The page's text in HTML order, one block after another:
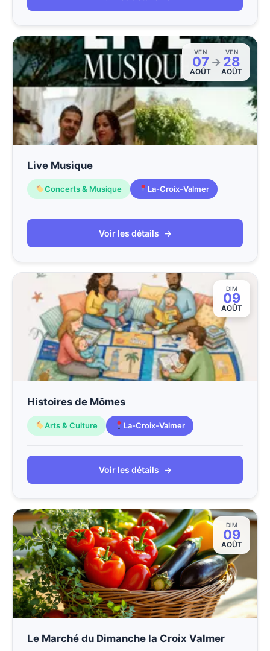
VEN
07
AOÛT
→
VEN
28
AOÛT
Live Musique
Concerts & Musique La-Croix-Valmer
Voir les détails →
DIM
09
AOÛT
Histoires de Mômes
Arts & Culture La-Croix-Valmer
Voir les détails →
DIM
09
AOÛT
Le Marché du Dimanche la Croix Valmer